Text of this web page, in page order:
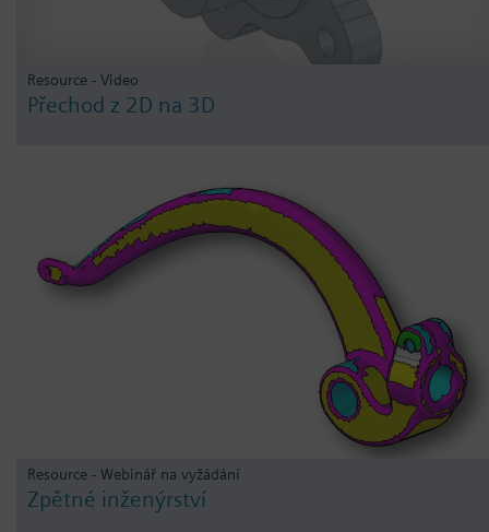
Resource - Video
Přechod z 2D na 3D
Resource - Webinář na vyžádání
Zpětné inženýrství